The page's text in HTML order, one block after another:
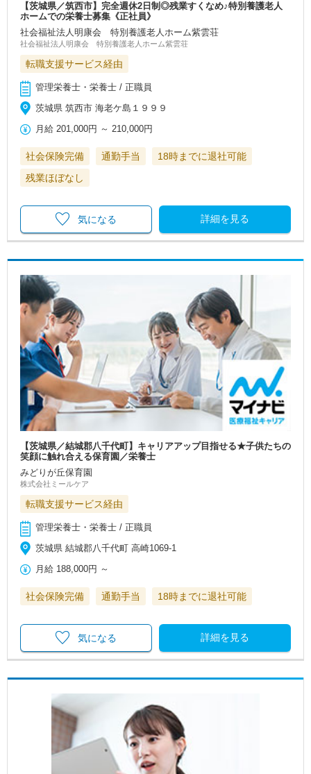
【茨城県／筑西市】完全週休2日制◎残業すくなめ♪特別養護老人
ホームでの栄養士募集《正社員》
社会福祉法人明康会 特別養護老人ホーム紫雲荘
社会福祉法人明康会 特別養護老人ホーム紫雲荘
転職支援サービス経由
管理栄養士・栄養士 / 正職員
茨城県 筑西市 海老ケ島１９９９
月給 201,000円 ～210,000円
社会保険完備 通勤手当
18時までに退社可能
残業ほぼなし
詳細を見る
気になる
【茨城県／結城郡八千代町】キャリアアップ目指せる★子供たちの
笑顔に触れ合える保育園／栄養士
みどりが丘保育園
株式会社ミールケア
転職支援サービス経由
管理栄養士・栄養士 / 正職員
茨城県 結城郡八千代町 高崎1069-1
月給 188,000円 ～
社会保険完備 通勤手当 18時までに退社可能
詳細を見る
気になる